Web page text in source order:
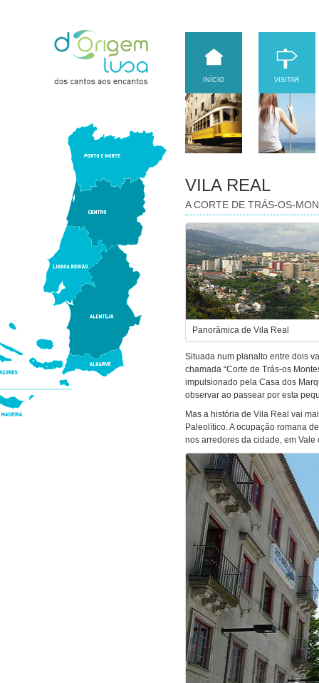
INÍCIO VISITAR
VILA REAL
A CORTE DE TRÁS-OS-
Panorâmica de Vila Real
Situada num planalto entre dois
chamada “Corte de Trás-os
impulsionado pela Casa dos
observar ao passear por esta
Mas a história de Vila Real vai
Paleolítico. A ocupação romana
nos arredores da cidade, em Vale